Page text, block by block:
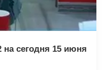
сегодня 15 июня